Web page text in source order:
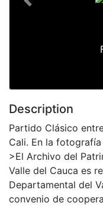
Previous
Description
Partido Clásico
Cali. En la
>El Archivo del
Valle del Cauca es
Departamental del
convenio de